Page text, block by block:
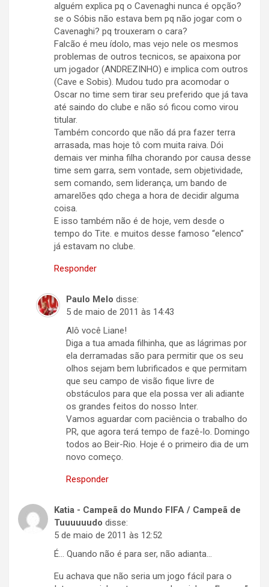
alguém explica pq o Cavenaghi nunca é opção?
se o Sóbis não estava bem pq não jogar com o
Cavenaghi? pq trouxeram o cara?
Falcão é meu ídolo, mas vejo nele os mesmos
problemas de outros tecnicos, se apaixona por
um jogador (ANDREZINHO) e implica com outros
(Cave e Sobis). Mudou tudo pra acomodar o
Oscar no time sem tirar seu preferido que já tava
até saindo do clube e não só ficou como virou
titular.
Também concordo que não dá pra fazer terra
arrasada, mas hoje tô com muita raiva. Dói
demais ver minha filha chorando por causa desse
time sem garra, sem vontade, sem objetividade,
sem comando, sem liderança, um bando de
amarelões qdo chega a hora de decidir alguma
coisa.
E isso também não é de hoje, vem desde o
tempo do Tite. e muitos desse famoso “elenco”
já estavam no clube.
Responder
Paulo Melo disse:
5 de maio de 2011 às 14:43
Alô você Liane!
Diga a tua amada filhinha, que as lágrimas por
ela derramadas são para permitir que os seu
olhos sejam bem lubrificados e que permitam
que seu campo de visão fique livre de
obstáculos para que ela possa ver ali adiante
os grandes feitos do nosso Inter.
Vamos aguardar com paciência o trabalho do
PR, que agora terá tempo de fazê-lo. Domingo
todos ao Beir-Rio. Hoje é o primeiro dia de um
novo começo.
Responder
Katia - Campeã do Mundo FIFA / Campeã de
Tuuuuuudo disse:
5 de maio de 2011 às 12:52
É… Quando não é para ser, não adianta…
Eu achava que não seria um jogo fácil para o